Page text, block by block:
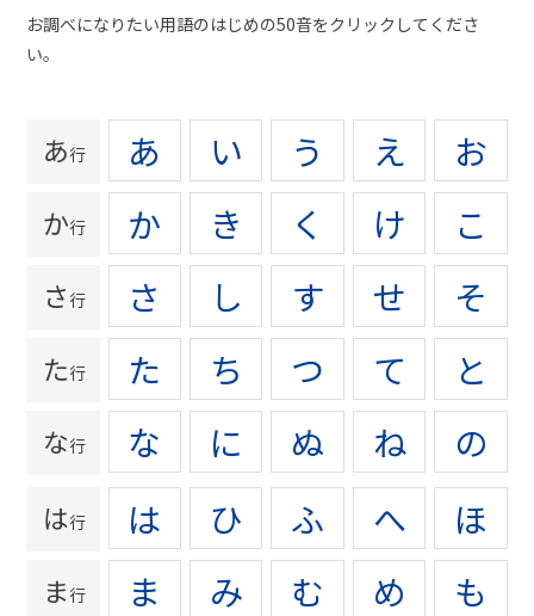
お調べになりたい用語のはじめの50音をクリックしてくださ
い。
あ行 あ い う え お
か行 か き く け こ
さ行 さ し す せ そ
た行 た ち つ て と
な行 な に ぬ ね の
は行 は ひ ふ へ ほ
ま行 ま み む め も